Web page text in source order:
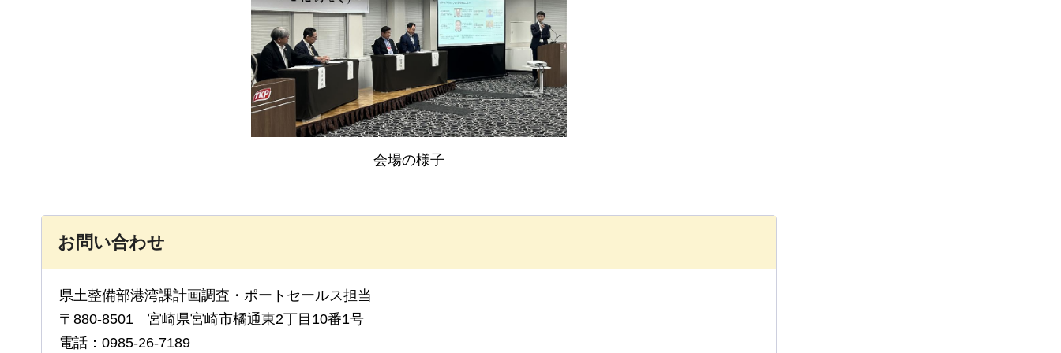
会場の様子
お問い合わせ
県土整備部港湾課計画調査・ポートセールス担当
〒880-8501 宮崎県宮崎市橘通東2丁目10番1号
電話：0985-26-7189